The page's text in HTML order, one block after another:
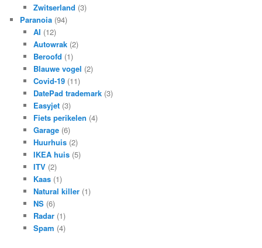
Zwitserland (3)
Paranoia (94)
AI (12)
Autowrak(2)
Beroofd (1)
Blauwe vogel (2)
Covid-19(11)
DatePad trademark(3)
Easyjet(3)
Fiets perikelen (4)
Garage(6)
Huurhuis(2)
IKEA huis(5)
ITV(2)
Kaas(1)
Natural killer(1)
NS(6)
Radar(1)
Spam (4)